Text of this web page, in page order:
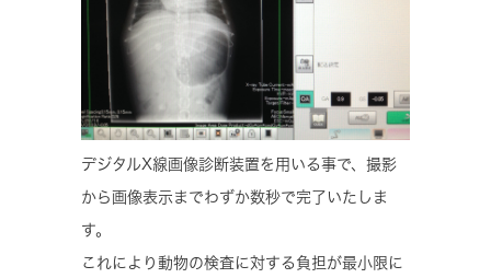
デジタルX線画像診断装置を用いる事で、撮影
から画像表示までわずか数秒で完了いたしま
す。
これにより動物の検査に対する負担が最小限に